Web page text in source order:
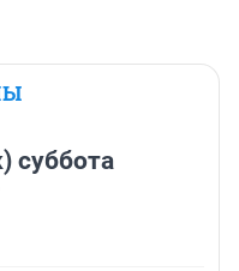
суббота